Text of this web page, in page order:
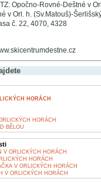
Opočno-Rovné-Deštné v
v Orl. h. (Sv.Matouš)-
č. 22, 4070, 4328
HORÁCH
HORÁCH
BĚLOU
V ORLICKÝCH HORÁCH
HORÁCH
V ORLICKÝCH HORÁCH
V ORLICKÝCH HORÁCH